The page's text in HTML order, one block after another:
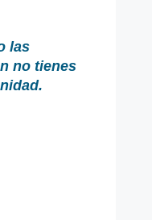
las
no tienes